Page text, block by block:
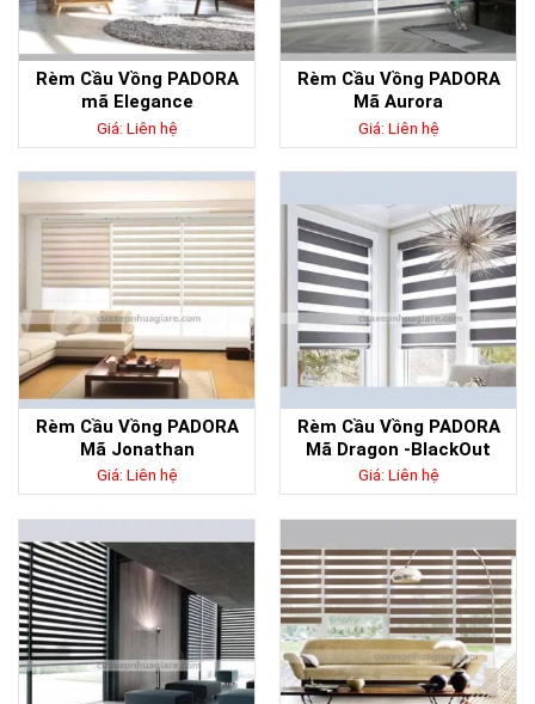
Rèm Cầu Vồng PADORA
mã Elegance
Giá: Liên hệ
Rèm Cầu Vồng PADORA
Mã Aurora
Giá: Liên hệ
Rèm Cầu Vồng PADORA
Mã Jonathan
Giá: Liên hệ
Rèm Cầu Vồng PADORA
Mã Dragon -BlackOut
Giá: Liên hệ